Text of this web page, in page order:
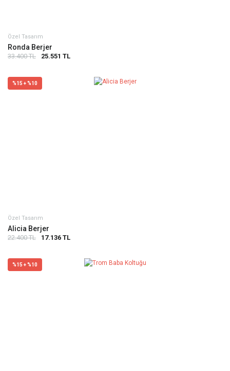
Özel Tasarım
Ronda Berjer
33.400 TL 25.551 TL
%15 + %10
Özel Tasarım
Alicia Berjer
22.400 TL 17.136 TL
%15 + %10